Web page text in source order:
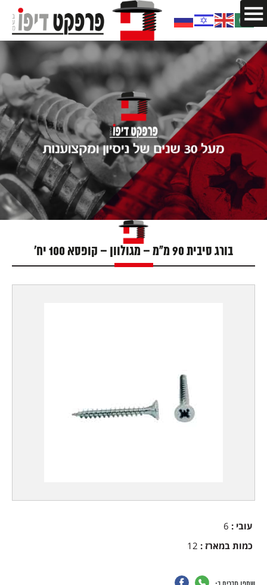
בורג סיבית 90 מ"מ – מגולוון – קופסא 100 יח'
עובי :
כמות במארז :